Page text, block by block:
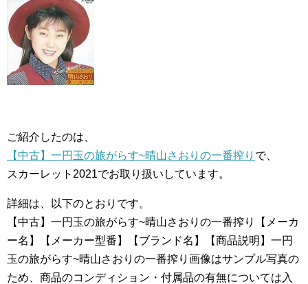
ご紹介したのは、
【中古】一円玉の旅がらす~晴山さおりの一番搾り で、
スカーレット2021でお取り扱いしています。
詳細は、以下のとおりです。
【中古】一円玉の旅がらす~晴山さおりの一番搾り【メーカ
ー名】【メーカー型番】【ブランド名】【商品説明】一円
玉の旅がらす~晴山さおりの一番搾り画像はサンプル写真の
ため、商品のコンディション・付属品の有無については入